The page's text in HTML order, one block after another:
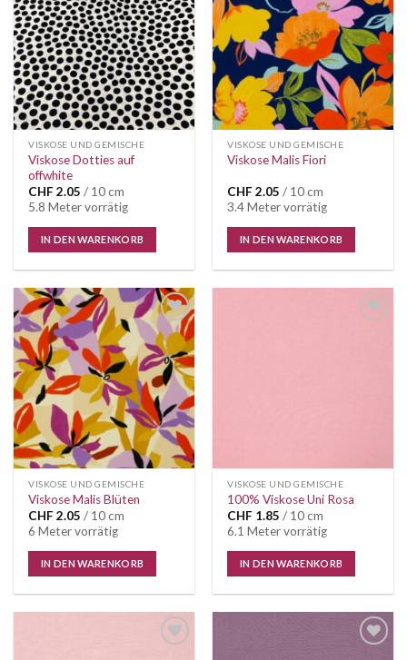
VISKOSE UND GEMISCHE
Viskose Dotties auf
offwhite
CHF 2.05 / 10 cm
5.8 Meter vorrätig
IN DEN WARENKORB
VISKOSE UND GEMISCHE
Viskose Malis Fiori
CHF 2.05 / 10 cm
3.4 Meter vorrätig
IN DEN WARENKORB
VISKOSE UND GEMISCHE
Viskose Malis Blüten
CHF 2.05 / 10 cm
6 Meter vorrätig
IN DEN WARENKORB
VISKOSE UND GEMISCHE
100% Viskose Uni Rosa
CHF 1.85 / 10 cm
6.1 Meter vorrätig
IN DEN WARENKORB